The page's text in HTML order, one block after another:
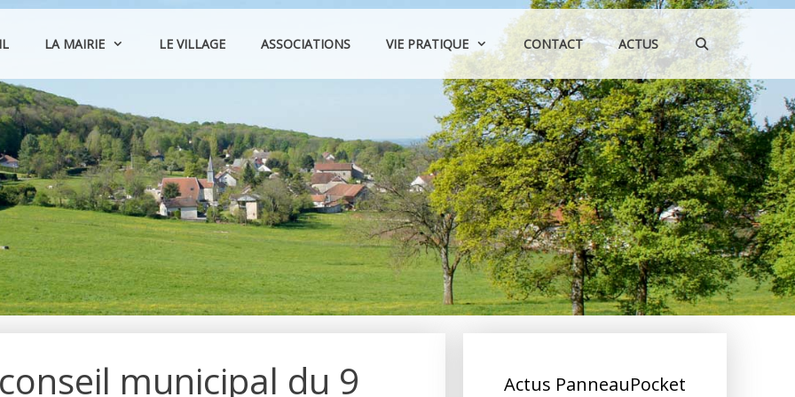
LA MAIRIE LE VILLAGE ASSOCIATIONS VIE PRATIQUE CONTACT ACTUS
municipal du 9
Actus PanneauPocket